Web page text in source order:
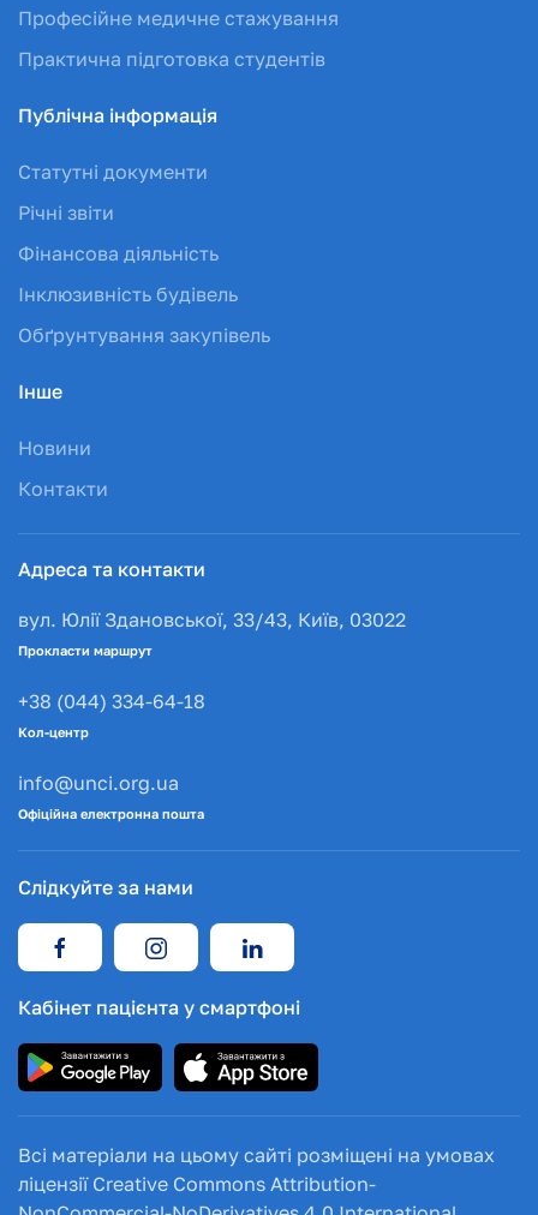
Професійне медичне стажування
Практична підготовка студентів
Публічна інформація
Статутні документи
Річні звіти
Фінансова діяльність
Інклюзивність будівель
Обґрунтування закупівель
Інше
Новини
Контакти
Адреса та контакти
вул. Юлії Здановської, 33/43, Київ, 03022
Прокласти маршрут
+38 (044) 334-64-18
Кол-центр
info@unci.org.ua
Офіційна електронна пошта
Слідкуйте за нами
Кабінет пацієнта у смартфоні
Всі матеріали на цьому сайті розміщені на умовах
ліцензії Creative Commons Attribution-